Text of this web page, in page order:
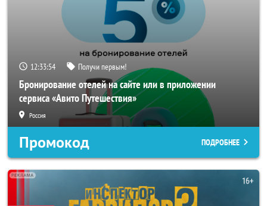
12:33:52 Получи первым!
Бронирование отелей на сайте или в приложении
сервиса «Авито Путешествия»
Россия
Промокод ПОДРОБНЕЕ